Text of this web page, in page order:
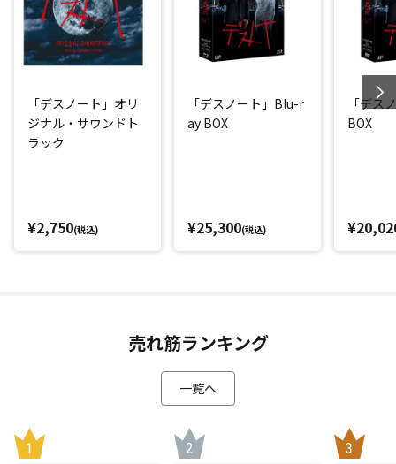
「デスノート」オリ
ジナル・サウンドト
ラック
¥2,750(税込)
「デスノート」Blu-r
ay BOX
¥25,300(税込)
「デス
BOX
売れ筋ランキング
一覧へ